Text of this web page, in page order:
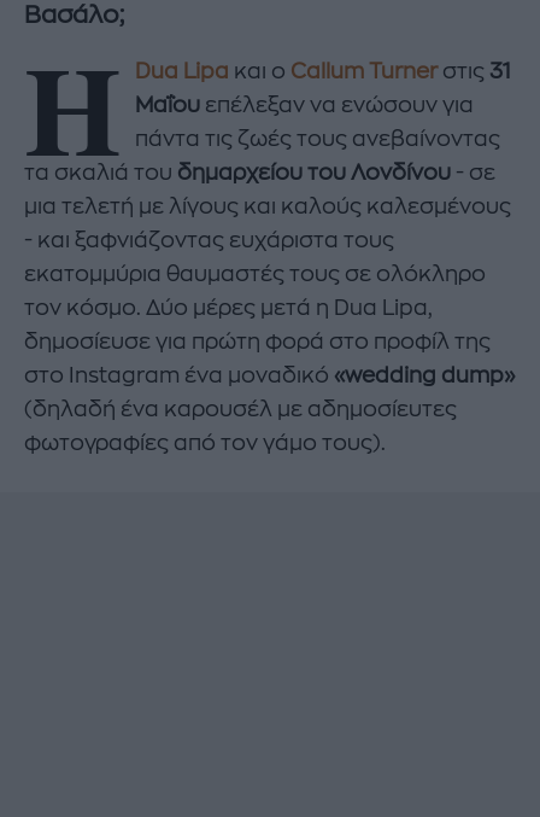
Βασάλο;
Η Dua Lipa και ο Callum Turnerστις 31
Μαΐου επέλεξαν να ενώσουν για
πάντα τις ζωές τους ανεβαίνοντας
τα σκαλιά του δημαρχείου του Λονδίνου - σε
μια τελετή με λίγους και καλούς καλεσμένους
- και ξαφνιάζοντας ευχάριστα τους
εκατομμύρια θαυμαστές τους σε ολόκληρο
τον κόσμο. Δύο μέρες μετά η Dua Lipa,
δημοσίευσε για πρώτη φορά στο προφίλ της
στο Instagram ένα μοναδικό «wedding dump»
(δηλαδή ένα καρουσέλ με αδημοσίευτες
φωτογραφίες από τον γάμο τους).